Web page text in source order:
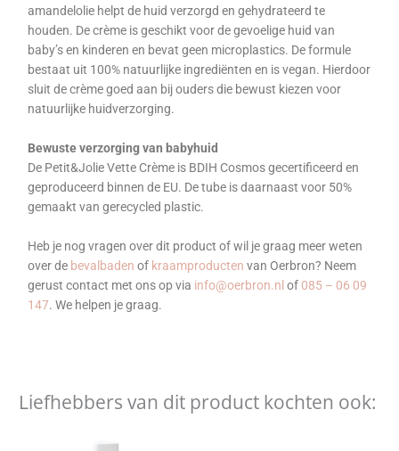
amandelolie helpt de huid verzorgd en gehydrateerd te
houden. De crème is geschikt voor de gevoelige huid van
baby’s en kinderen en bevat geen microplastics. De formule
bestaat uit 100% natuurlijke ingrediënten en is vegan. Hierdoor
sluit de crème goed aan bij ouders die bewust kiezen voor
natuurlijke huidverzorging.
Bewuste verzorging van babyhuid
De Petit&Jolie Vette Crème is BDIH Cosmos gecertificeerd en
geproduceerd binnen de EU. De tube is daarnaast voor 50%
gemaakt van gerecycled plastic.
Heb je nog vragen over dit product of wil je graag meer weten
over de bevalbaden of kraamproducten van Oerbron? Neem
gerust contact met ons op via info@oerbron.nl of 085 – 06 09
147. We helpen je graag.
Liefhebbers van dit product kochten ook: